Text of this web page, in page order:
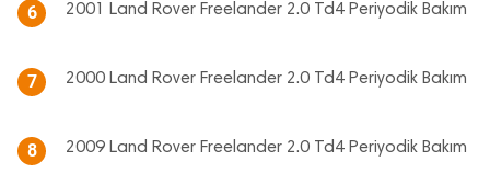
6 2001 Land Rover Freelander 2.0 Td4 Periyodik Bakım
7 2000 Land Rover Freelander 2.0 Td4 Periyodik Bakım
8 2009 Land Rover Freelander 2.0 Td4 Periyodik Bakım